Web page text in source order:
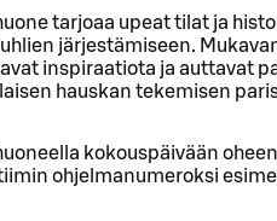
tarjoaa upeat tilat ja
järjestämiseen.
inspiraatiota ja auttavat
hauskan tekemisen
kokouspäivään
ohjelmanumeroksi